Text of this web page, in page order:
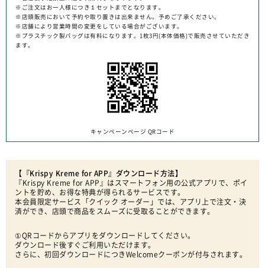
※ご注文はお一人様につき１セットまでとなります。
※店頭販売において予約や取り置きは出来ません。予めご了承ください。
※店舗により営業時間の変更をしている場合がございます。
※プラスチック製バッグは有料になります。1枚3円(本体価格)で販売させていただき
ます。
キャンペーンページ QRコード
【『Krispy Kreme for APP』ダウンロード方法】
『Krispy Kreme for APP』はスマートフォン用の公式アプリで、ポイ
ントを貯め、お得な特典が得られるサービスです。
本会員限定サービス「クイック オーダー」では、アプリ上で注文・決
済ができ、店頭で商品をスムーズに受取ることができます。
①QRコードからアプリをダウンロードしてください。
ダウンロード後すぐご利用いただけます。
さらに、初回ダウンロードにつきWelcomeクーポンが付与されます。